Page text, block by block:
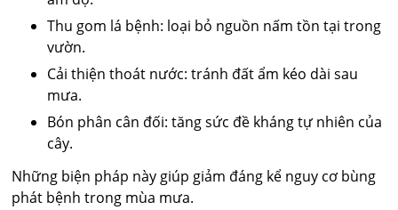
Thu gom lá bệnh: loại bỏ nguồn nấm tồn tại trong
vườn.
Cải thiện thoát nước: tránh đất ẩm kéo dài sau
mưa.
Bón phân cân đối: tăng sức đề kháng tự nhiên của
cây.
Những biện pháp này giúp giảm đáng kể nguy cơ bùng
phát bệnh trong mùa mưa.